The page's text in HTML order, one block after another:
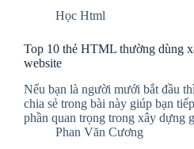
Học Html
Top 10 thẻ HTML thường dùng
website
Nếu bạn là người mưới bắt đầu
chia sẻ trong bài này giúp bạn
phần quan trọng trong xây dựng
Phan Văn Cương